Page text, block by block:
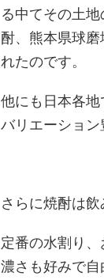
る中てその土
酎、熊本県球
れたのです。
他にも日本各
バリエーション
さらに焼酎は
定番の水割り
濃さも好みで